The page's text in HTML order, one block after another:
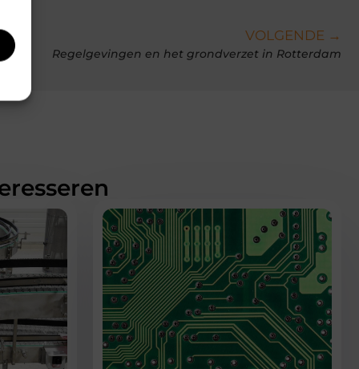
VOLGENDE →
Regelgevingen en het grondverzet in Rotterdam